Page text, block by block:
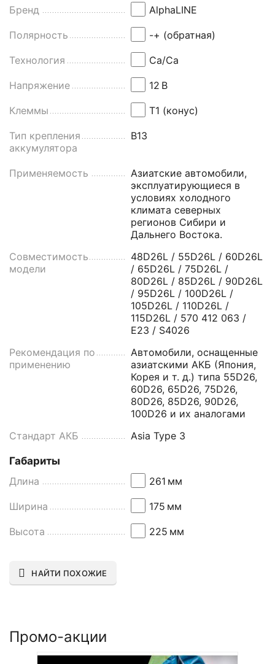
Бренд AlphaLINE
Полярность -+ (обратная)
Технология Ca/Ca
Напряжение 12 В
Клеммы Т1 (конус)
Тип крепления
аккумулятора
B13
Применяемость
Азиатские автомобили,
эксплуатирующиеся в
условиях холодного
климата северных
регионов Сибири и
Дальнего Востока.
Совместимость
модели
48D26L / 55D26L / 60D26L
/ 65D26L / 75D26L /
80D26L / 85D26L / 90D26L
/ 95D26L / 100D26L /
105D26L / 110D26L /
115D26L / 570 412 063 /
E23 / S4026
Рекомендация по
применению
Автомобили, оснащенные
азиатскими АКБ (Япония,
Корея и т. д.) типа 55D26,
60D26, 65D26, 75D26,
80D26, 85D26, 90D26,
100D26 и их аналогами
Стандарт АКБ
Asia Type 3
Габариты
Длина
261 мм
Ширина 175 мм
Высота 225 мм
НАЙТИ ПОХОЖИЕ
Промо-акции